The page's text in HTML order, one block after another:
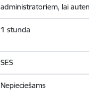
administratoriem, lai
1 stunda
SES
Nepieciešams